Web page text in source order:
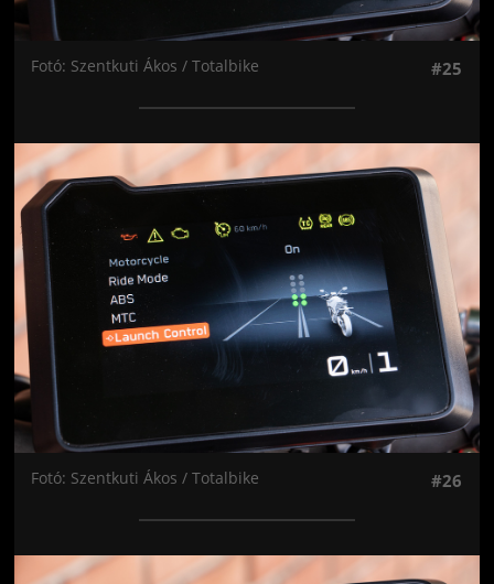
Fotó: Szentkuti Ákos / Totalbike #25
Jön még kép!
Fotó: Szentkuti Ákos / Totalbike #26